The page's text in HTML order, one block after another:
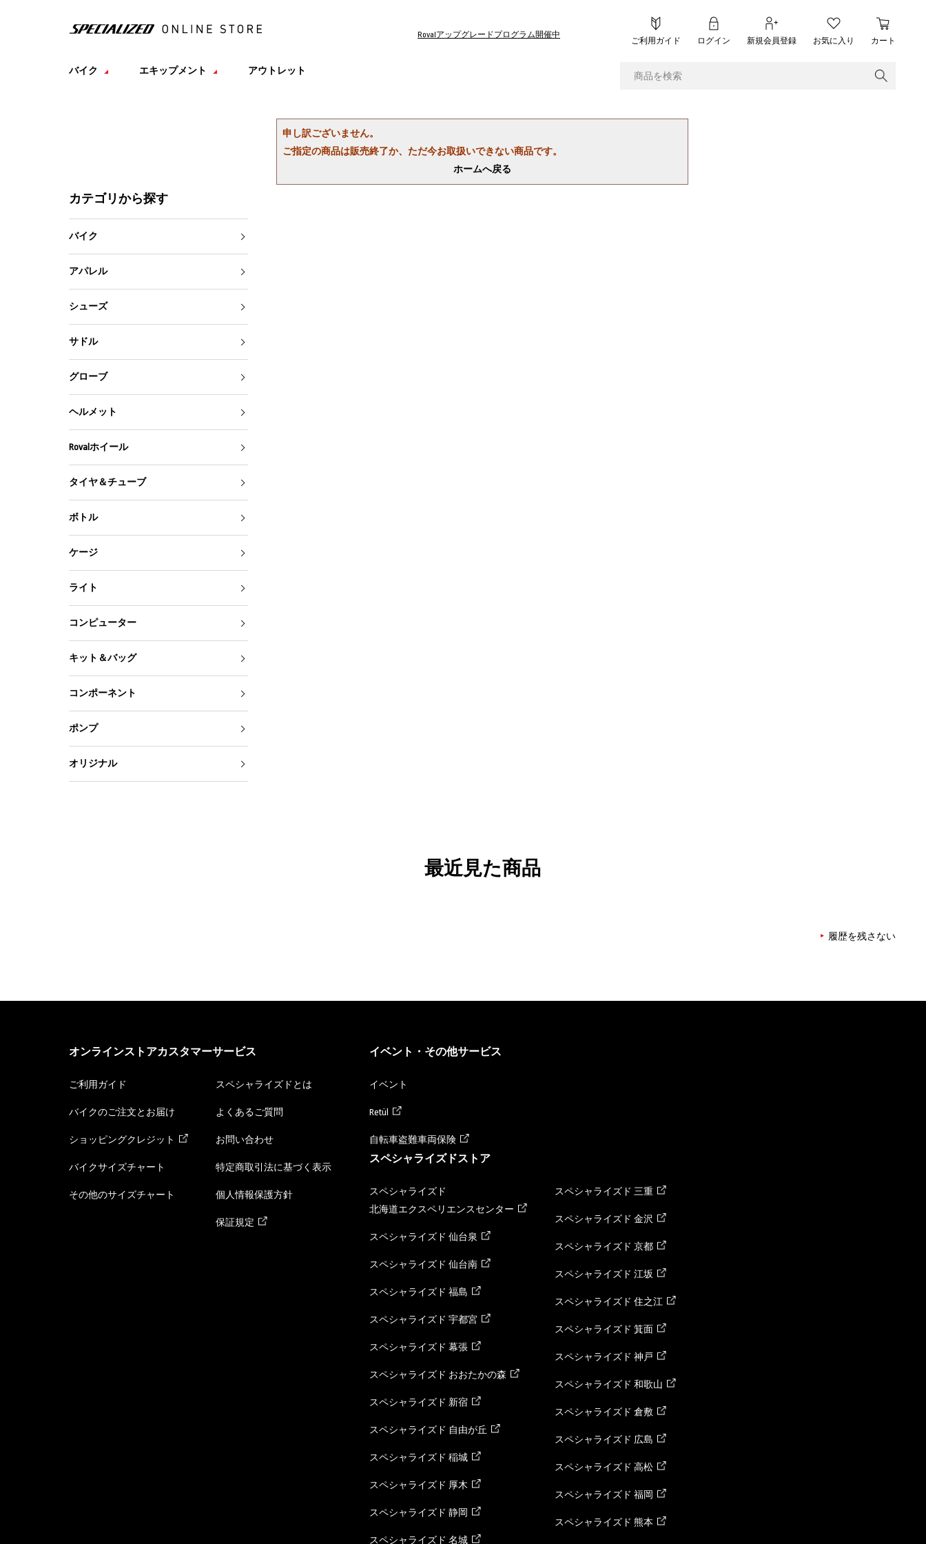
Rovalアップグレードプログラム開催中
ご利用ガイド ログイン 新規会員登録 お気に入り カート
バイク エキップメント アウトレット
申し訳ございません。
ご指定の商品は販売終了か、ただ今お取扱いできない商品です。
ホームへ戻る
カテゴリから探す
バイク
アパレル
シューズ
サドル
グローブ
ヘルメット
Rovalホイール
タイヤ＆チューブ
ボトル
ケージ
ライト
コンピューター
キット＆バッグ
コンポーネント
ポンプ
オリジナル
最近見た商品
履歴を残さない
オンラインストアカスタマーサービス
ご利用ガイド
バイクのご注文とお届け
ショッピングクレジット
バイクサイズチャート
その他のサイズチャート
スペシャライズドとは
よくあるご質問
お問い合わせ
特定商取引法に基づく表示
個人情報保護方針
保証規定
イベント・その他サービス
イベント
Retül
自転車盗難車両保険
スペシャライズドストア
スペシャライズド
北海道エクスペリエンスセンター
スペシャライズド 仙台泉
スペシャライズド 仙台南
スペシャライズド 福島
スペシャライズド 宇都宮
スペシャライズド 幕張
スペシャライズド おおたかの森
スペシャライズド 新宿
スペシャライズド 自由が丘
スペシャライズド 稲城
スペシャライズド 厚木
スペシャライズド 静岡
スペシャライズド 名城
スペシャライズド 三重
スペシャライズド 金沢
スペシャライズド 京都
スペシャライズド 江坂
スペシャライズド 住之江
スペシャライズド 箕面
スペシャライズド 神戸
スペシャライズド 和歌山
スペシャライズド 倉敷
スペシャライズド 広島
スペシャライズド 高松
スペシャライズド 福岡
スペシャライズド 熊本